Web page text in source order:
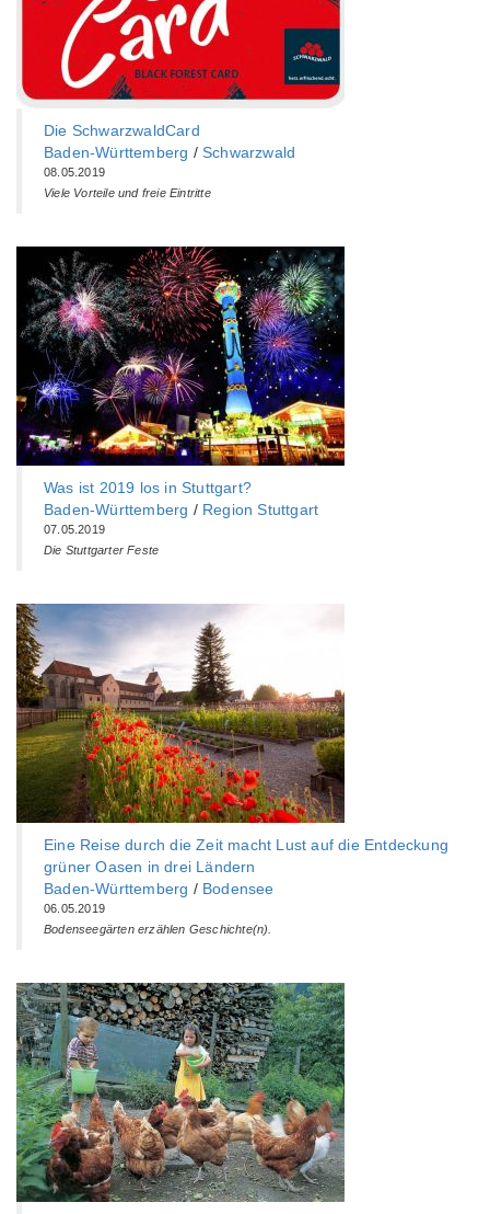
Die SchwarzwaldCard
Baden-Württemberg‎ /Schwarzwald
08.05.2019
Viele Vorteile und freie Eintritte
Was ist 2019 los in Stuttgart?
Baden-Württemberg‎ / Region Stuttgart
07.05.2019
Die Stuttgarter Feste
Eine Reise durch die Zeit macht Lust auf die Entdeckung
grüner Oasen in drei Ländern
Baden-Württemberg‎ / Bodensee
06.05.2019
Bodenseegärten erzählen Geschichte(n).